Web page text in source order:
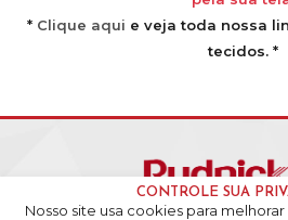
CONTROLE SUA
Nosso site usa cookies para melhorar
* Clique aqui e veja toda nossa
tecidos. *